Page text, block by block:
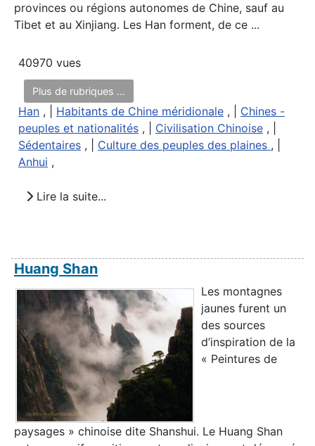
provinces ou régions autonomes de Chine, sauf au
Tibet et au Xinjiang. Les Han forment, de ce ...
40970 vues
Plus de rubriques ...
Han , | Habitants de Chine méridionale , | Chines -
peuples et nationalités , | Civilisation Chinoise , |
Sédentaires , | Culture des peuples des plaines , |
Anhui ,
Lire la suite...
Huang Shan
Les montagnes
jaunes furent un
des sources
d’inspiration de la
« Peintures de
paysages » chinoise dite Shanshui. Le Huang Shan